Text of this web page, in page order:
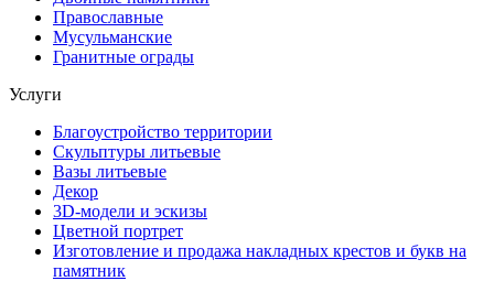
Православные
Мусульманские
Гранитные ограды
Услуги
Благоустройство территории
Скульптуры литьевые
Вазы литьевые
Декор
3D-модели и эскизы
Цветной портрет
Изготовление и продажа накладных крестов и букв на
памятник